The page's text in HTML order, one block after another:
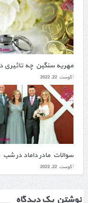
مهریه سنگین چه تاثیری
آگوست 22, 2022
سوالات مادر داماد در شب
آگوست 22, 2022
نوشتن یک دیدگاه